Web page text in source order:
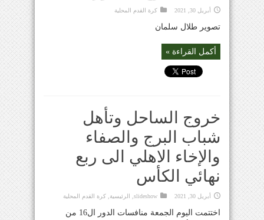
أبريل 30, 2021 كرة القدم المحلية
تصوير طلال سلمان
أكمل القراءة »
خروج الساحل وتأهل
شباب البرج والصفاء
والإخاء الاهلي الى ربع
نهائي الكأس
أبريل 30, 2021 slideshow الرئيسية كرة القدم المحلية
اختتمت اليوم الجمعة منافسات الدور ال16 من